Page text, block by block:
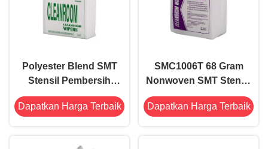
Polyester Blend SMT
Stensil Pembersih
Wiper
Dapatkan Harga Terbaik
SMC1006T 68 Gram
Nonwoven SMT Stencil
Pembersih Wiper
Dapatkan Harga Terbaik